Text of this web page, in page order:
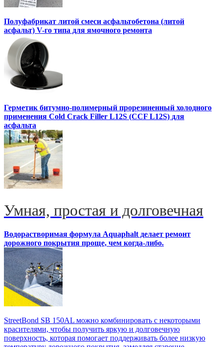
Полуфабрикат литой смеси асфальтобетона (литой
асфальт) V-го типа для ямочного ремонта
Герметик битумно-полимерный прорезиненный холодного
применения Cold Crack Filler L12S (ССF L12S) для
асфальта
Умная, простая и долговечная
Водорастворимая формула Aquaphalt делает ремонт
дорожного покрытия проще, чем когда-либо.
StreetBond SB 150AL можно комбинировать с некоторыми
красителями, чтобы получить яркую и долговечную
поверхность, которая помогает поддерживать более низкую